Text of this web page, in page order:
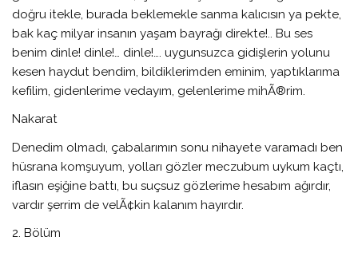
doğru itekle, burada beklemekle sanma kalıcısın ya pekte,
bak kaç milyar insanın yaşam bayrağı direkte!.. Bu ses
benim dinle! dinle!… dinle!…. uygunsuzca gidişlerin yolunu
kesen haydut bendim, bildiklerimden eminim, yaptıklarıma
kefilim, gidenlerime vedayım, gelenlerime mihÃ®rim.
Nakarat
Denedim olmadı, çabalarımın sonu nihayete varamadı ben
hüsrana komşuyum, yolları gözler meczubum uykum kaçtı,
iflasın eşiğine battı, bu suçsuz gözlerime hesabım ağırdır,
vardır şerrim de velÃ¢kin kalanım hayırdır.
2. Bölüm